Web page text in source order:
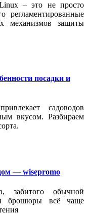
– это не просто
регламентированные
механизмов защиты
посадки и
садоводов
вкусом. Разбираем
— wisepromo
забитого обычной
и брошюры всё чаще